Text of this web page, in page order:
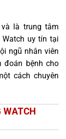
là trung tâm
uy tín tại
ngũ nhân viên
đoán bệnh cho
cách chuyên
WATCH